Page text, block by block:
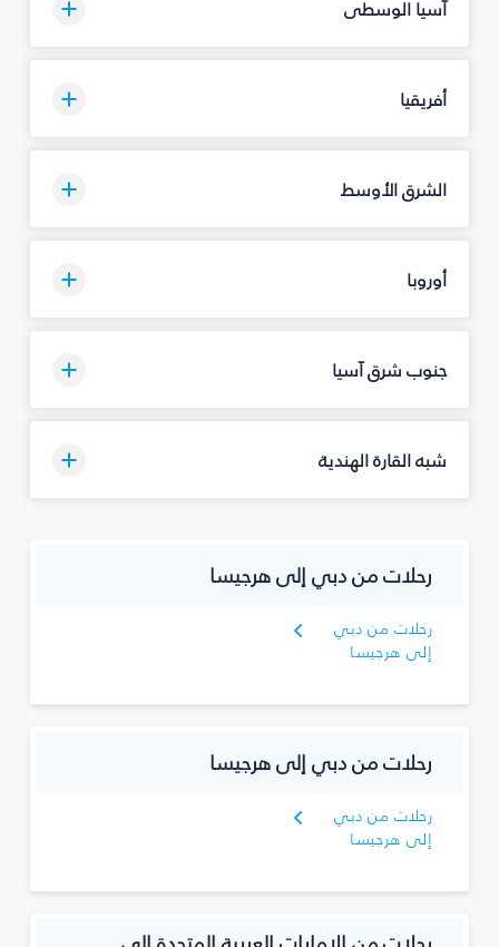
آسيا الوسطى
أفريقيا
الشرق الأوسط
أوروبا
جنوب شرق آسيا
شبه القارة الهندية
رحلات من دبي إلى هرجيسا
رحلات من دبي
إلى هرجيسا
رحلات من دبي إلى هرجيسا
رحلات من دبي
إلى هرجيسا